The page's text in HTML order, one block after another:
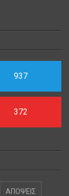
937
372
ΑΠΟΨΕΙΣ